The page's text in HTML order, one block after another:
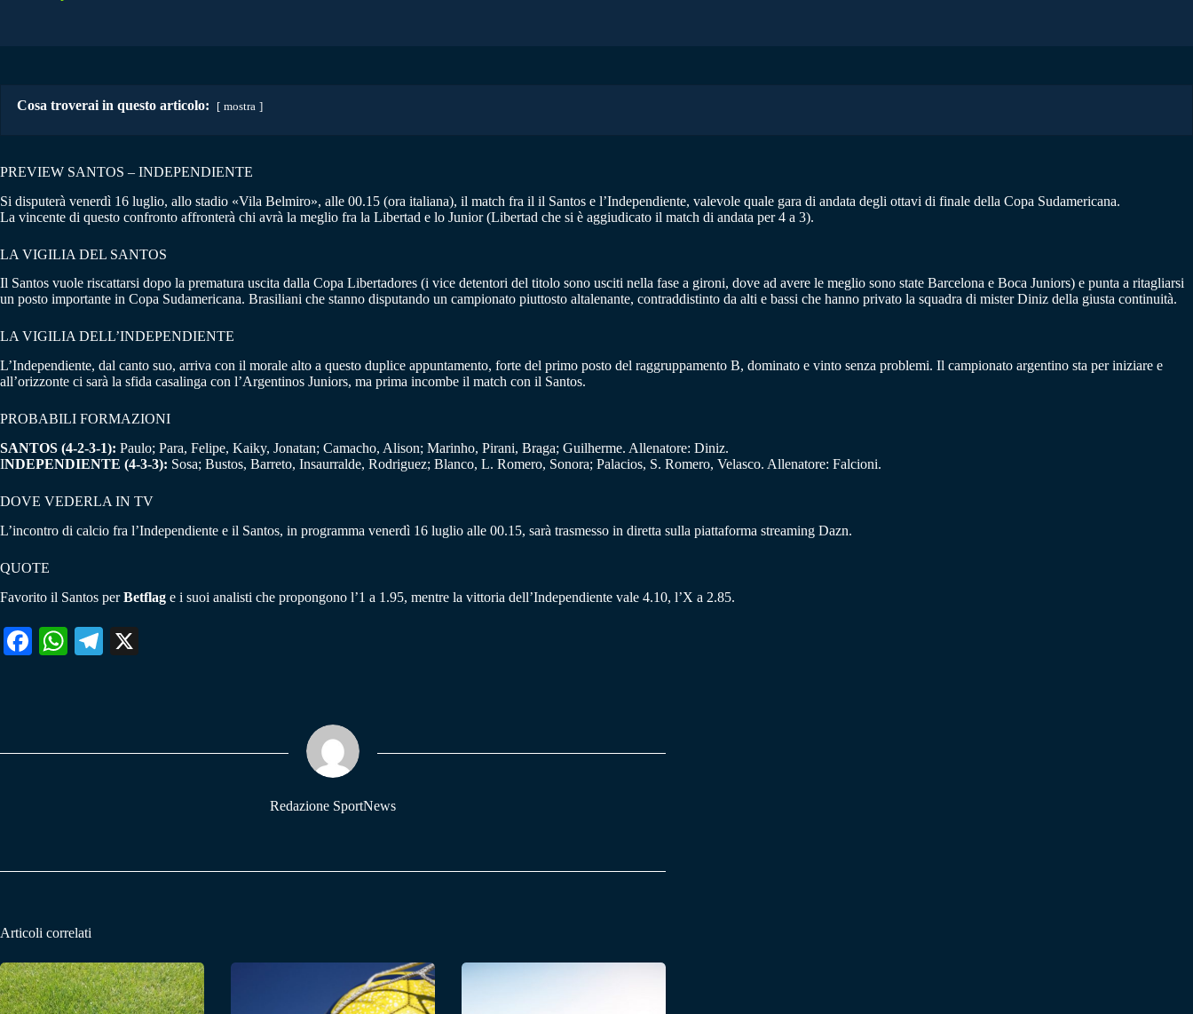
Cosa troverai in questo articolo: mostra
PREVIEW SANTOS – INDEPENDIENTE
Si disputerà venerdì 16 luglio, allo stadio «Vila Belmiro», alle 00.15 (ora italiana), il match fra il il Santos e l’Independiente, valevole quale gara di andata degli ottavi di finale della Copa Sudamericana.
La vincente di questo confronto affronterà chi avrà la meglio fra la Libertad e lo Junior (Libertad che si è aggiudicato il match di andata per 4 a 3).
LA VIGILIA DEL SANTOS
Il Santos vuole riscattarsi dopo la prematura uscita dalla Copa Libertadores (i vice detentori del titolo sono usciti nella fase a gironi, dove ad avere le meglio sono state Barcelona e Boca Juniors) e punta a ritagliarsi
un posto importante in Copa Sudamericana. Brasiliani che stanno disputando un campionato piuttosto altalenante, contraddistinto da alti e bassi che hanno privato la squadra di mister Diniz della giusta continuità.
LA VIGILIA DELL’INDEPENDIENTE
L’Independiente, dal canto suo, arriva con il morale alto a questo duplice appuntamento, forte del primo posto del raggruppamento B, dominato e vinto senza problemi. Il campionato argentino sta per iniziare e
all’orizzonte ci sarà la sfida casalinga con l’Argentinos Juniors, ma prima incombe il match con il Santos.
PROBABILI FORMAZIONI
SANTOS (4-2-3-1): Paulo; Para, Felipe, Kaiky, Jonatan; Camacho, Alison; Marinho, Pirani, Braga; Guilherme. Allenatore: Diniz.
INDEPENDIENTE (4-3-3): Sosa; Bustos, Barreto, Insaurralde, Rodriguez; Blanco, L. Romero, Sonora; Palacios, S. Romero, Velasco. Allenatore: Falcioni.
DOVE VEDERLA IN TV
L’incontro di calcio fra l’Independiente e il Santos, in programma venerdì 16 luglio alle 00.15, sarà trasmesso in diretta sulla piattaforma streaming Dazn.
QUOTE
Favorito il Santos perBetflag e i suoi analisti che propongono l’1 a 1.95, mentre la vittoria dell’Independiente vale 4.10, l’X a 2.85.
Fa W
pp
Te
m
Redazione SportNews
Articoli correlati